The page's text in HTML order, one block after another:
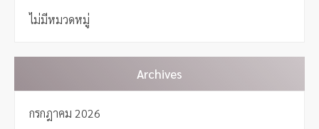
a
t
o
ไม่มีหมวดหมู่
Archives
กรกฎาคม 2026